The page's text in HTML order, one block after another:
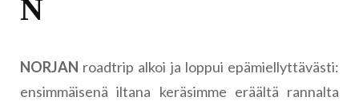
N
NORJAN roadtrip alkoi ja loppui epämiellyttävästi:
ensimmäisenä iltana keräsimme eräältä rannalta